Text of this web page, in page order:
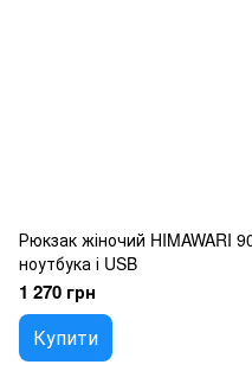
Рюкзак жіночий HIMAWARI
ноутбука і USB
1 270 грн
Купити